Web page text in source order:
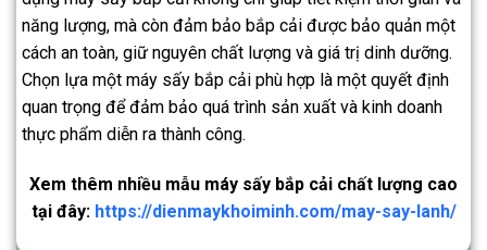
năng lượng, mà còn đảm bảo bắp cải được bảo quản một
cách an toàn, giữ nguyên chất lượng và giá trị dinh dưỡng.
Chọn lựa một máy sấy bắp cải phù hợp là một quyết định
quan trọng để đảm bảo quá trình sản xuất và kinh doanh
thực phẩm diễn ra thành công.
Xem thêm nhiều mẫu máy sấy bắp cải chất lượng cao
tại đây: https://dienmaykhoiminh.com/may-say-lanh/